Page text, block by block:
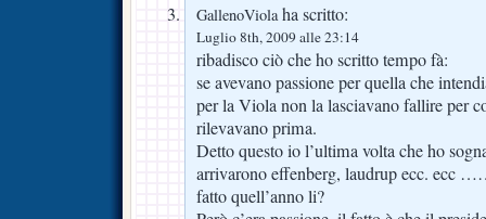
GallenoViolaha scritto:
Luglio 8th, 2009 alle 23:14
ribadisco ciò che ho scritto tempo fà:
se avevano passione per quella che
per la Viola non la lasciavano fallire per
rilevavano prima.
Detto questo io l’ultima volta che ho
arrivarono effenberg, laudrup ecc. ecc
fatto quell’anno li?